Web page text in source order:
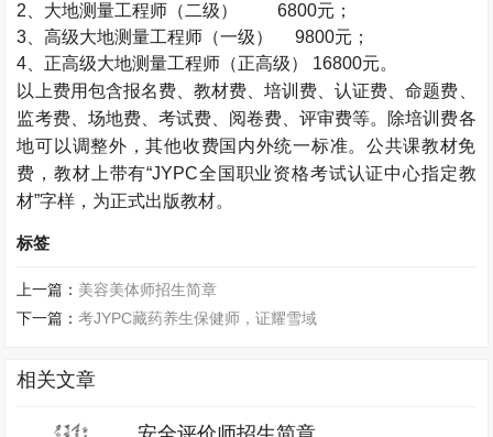
2 、大地测量工程师（二级） 6800元；
3 、高级大地测量工程师（一级） 9800元；
4 、正高级大地测量工程师（正高级） 16800元。
以上费用包含报名费、教材费、培训费、认证费、命题费、
监考费、场地费、考试费、阅卷费、评审费等。除培训费各
地可以调整外，其他收费国内外统一标准。公共课教材免
费，教材上带有“JYPC全国职业资格考试认证中心指定教
材”字样，为正式出版教材。
标签
上一篇： 美容美体师招生简章
下一篇：考JYPC藏药养生保健师，证耀雪域
相关文章